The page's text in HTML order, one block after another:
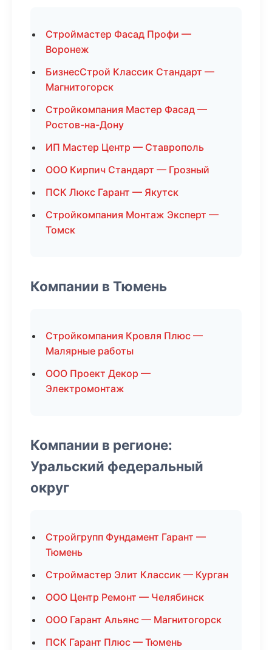
Строймастер Фасад Профи —
Воронеж
БизнесСтрой Классик Стандарт —
Магнитогорск
Стройкомпания Мастер Фасад —
Ростов-на-Дону
ИП Мастер Центр — Ставрополь
ООО Кирпич Стандарт — Грозный
ПСК Люкс Гарант — Якутск
Стройкомпания Монтаж Эксперт —
Томск
Компании в Тюмень
Стройкомпания Кровля Плюс —
Малярные работы
ООО Проект Декор —
Электромонтаж
Компании в регионе:
Уральский федеральный
округ
Стройгрупп Фундамент Гарант —
Тюмень
Строймастер Элит Классик — Курган
ООО Центр Ремонт — Челябинск
ООО Гарант Альянс — Магнитогорск
ПСК Гарант Плюс — Тюмень